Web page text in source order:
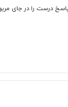
درست را در جای